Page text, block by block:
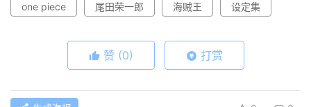
one piece 尾田荣一郎 海贼王 设定集
赞 (0) 打赏